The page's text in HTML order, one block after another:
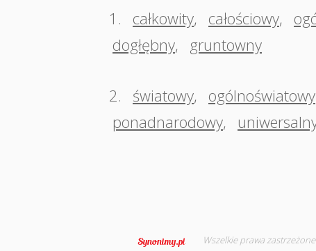
1.
całkowity, całościowy,
dogłębny, gruntowny
2. światowy, ogólnoświatowy
ponadnarodowy,
Wszelkie prawa zastrzeżone.